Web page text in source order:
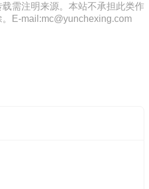
需注明来源。本站不承担此类作
E-mail:mc@yunchexing.com